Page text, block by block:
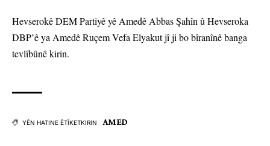
Hevserokê DEM Partiyê yê Amedê Abbas Şahîn û Hevseroka
DBP’ê ya Amedê Ruçem Vefa Elyakut jî ji bo bîranînê banga
tevlîbûnê kirin.
YÊN HATINE ÊTÎKETKIRIN AMED